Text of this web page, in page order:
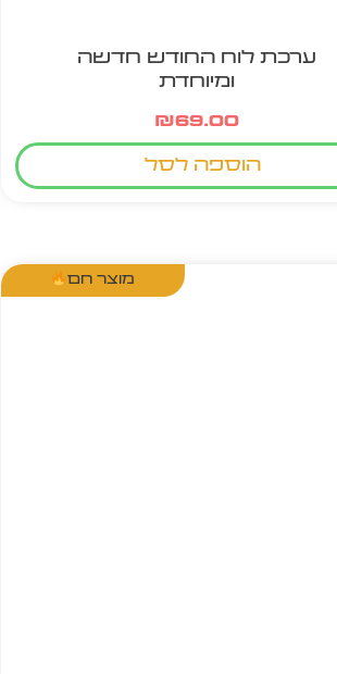
ערכת לוח החודש חדשה
ומיוחדת
₪69.00
הוספה לסל
מוצר חם